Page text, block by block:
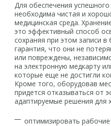
Для обеспечения
необходима чистая и
медицинская среда.
это эффективный способ
сохраняя при этом записи в
гарантия, что они не
или повреждены,
на электронную медкарту
которые еще не достигли
Кроме того, оборудовав
придется отказываться от
адаптируемые решения для
оптимизировать